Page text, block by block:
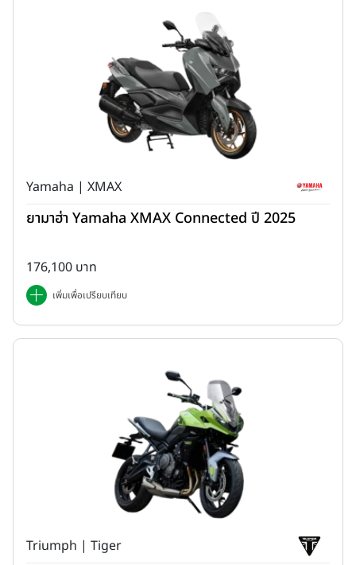
Yamaha | XMAX
ยามาฮ่า Yamaha XMAX Connected ปี 2025
176,100 บาท
เพิ่มเพื่อเปรียบเทียบ
Triumph | Tiger